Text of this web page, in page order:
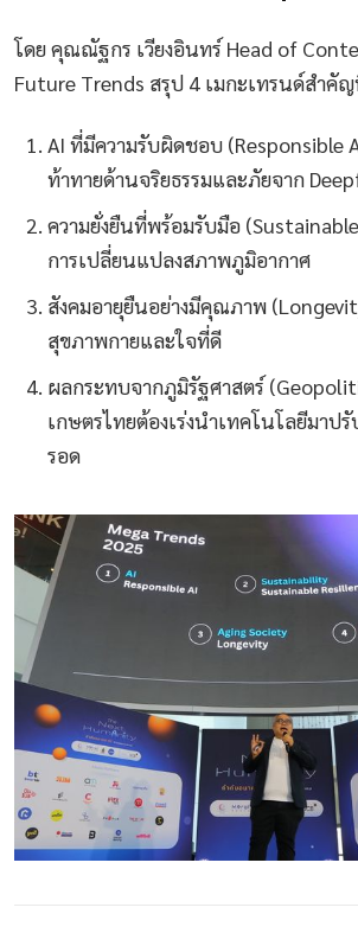
โดย คุณณัฐกร เวียงอินทร์ Head of
Future Trends สรุป 4 เมกะเทรนด์สำคั
AI ที่มีความรับผิดชอบ (Responsible
ท้าทายด้านจริยธรรมและภัยจาก
ความยั่งยืนที่พร้อมรับมือ
การเปลี่ยนแปลงสภาพภูมิอากาศ
สังคมอายุยืนอย่างมีคุณภาพ
สุขภาพกายและใจที่ดี
ผลกระทบจากภูมิรัฐศาสตร์
เกษตรไทยต้องเร่งนำเทคโนโลยีมาป
รอด